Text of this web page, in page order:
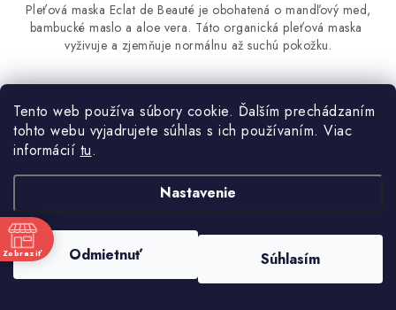
Tento web používa súbory cookie. Ďalším prechádzaním
tohto webu vyjadrujete súhlas s ich používaním. Viac
informácií tu.
Nastavenie
Odmietnuť Súhlasím
Pleťová maska ​​Eclat de Beauté je ​​obohatená o mandľový med,
bambucké maslo a aloe vera. Táto organická pleťová maska ​​
vyživuje a zjemňuje normálnu až suchú pokožku.
Secret de Reine anti-age krém na kontúry očí a pier 30ml
Zobraziť